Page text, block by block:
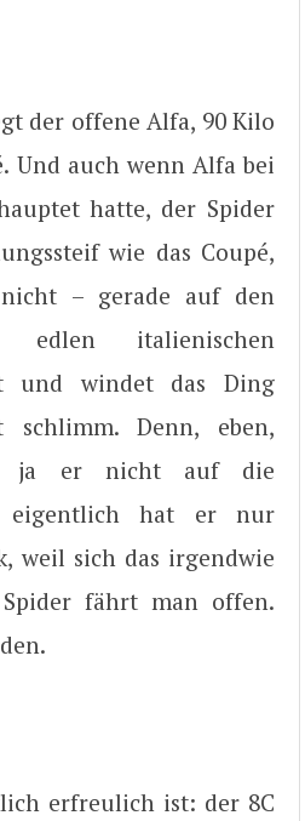
der offene Alfa, 90 Kilo
Und auch wenn Alfa bei
hatte, der Spider
wie das Coupé,
– gerade auf den
edlen italienischen
und windet das Ding
schlimm. Denn, eben,
ja er nicht auf die
eigentlich hat er nur
weil sich das irgendwie
fährt man offen.
erfreulich ist: der 8C